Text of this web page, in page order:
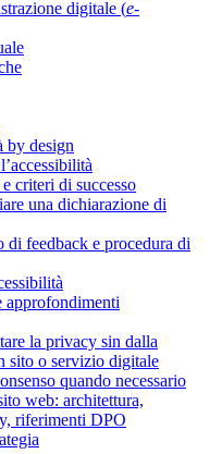
digitale (e-
by design
criteri di successo
una dichiarazione di
di feedback e procedura di
approfondimenti
la privacy sin dalla
sito o servizio digitale
quando necessario
web: architettura,
riferimenti DPO